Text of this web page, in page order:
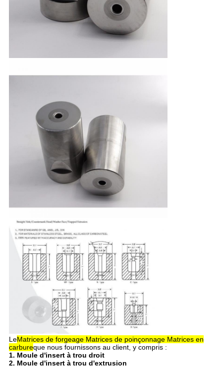
LeMatrices de forgeage Matrices de poinçonnage Matrices en
carbureque nous fournissons au client, y compris :
1. Moule d'insert à trou droit
2. Moule d'insert à trou d'extrusion